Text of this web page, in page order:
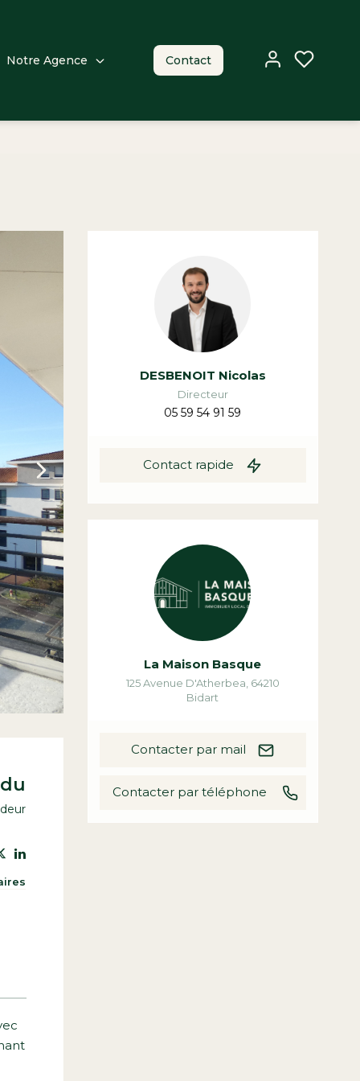
Notre Agence Contact
DESBENOIT Nicolas
Directeur
05 59 54 91 59
Contact rapide
La Maison Basque
125 Avenue D'Atherbea 64210
Bidart
Contacter par mail
Contacter par téléphone